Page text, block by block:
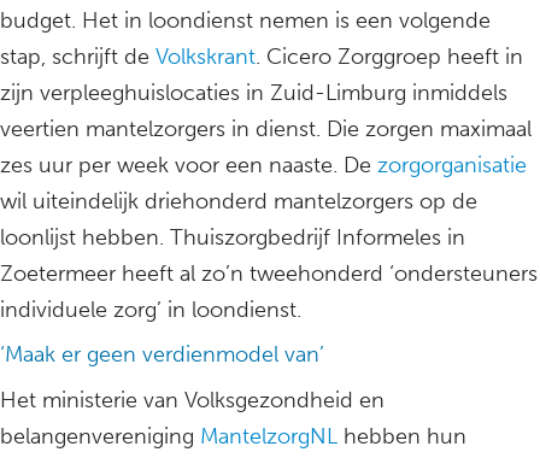
budget. Het in loondienst nemen is een volgende
stap, schrijft de Volkskrant. Cicero Zorggroep heeft in
zijn verpleeghuislocaties in Zuid-Limburg inmiddels
veertien mantelzorgers in dienst. Die zorgen maximaal
zes uur per week voor een naaste. De zorgorganisatie
wil uiteindelijk driehonderd mantelzorgers op de
loonlijst hebben. Thuiszorgbedrijf Informeles in
Zoetermeer heeft al zo’n tweehonderd ‘ondersteuners
individuele zorg’ in loondienst.
‘Maak er geen verdienmodel van’
Het ministerie van Volksgezondheid en
belangenvereniging MantelzorgNL hebben hun